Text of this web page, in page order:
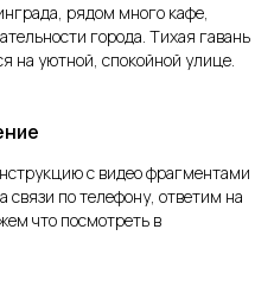
рядом много кафе,
города. Тихая гавань
на уютной, спокойной улице.
с видео фрагментами
связи по телефону, ответим на
что посмотреть в